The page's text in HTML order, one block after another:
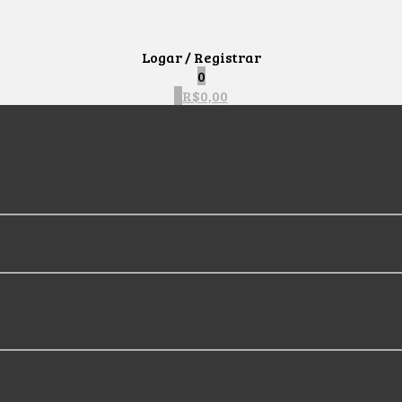
Logar / Registrar
0
R$0,00